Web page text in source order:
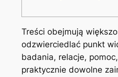
Treści obejmują
odzwierciedlać punkt
badania, relacje,
praktycznie dowolne